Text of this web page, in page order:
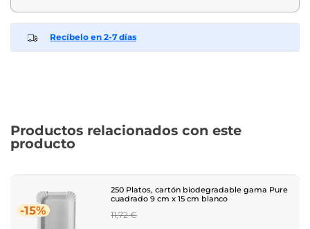
Recíbelo en 2-7 días
Productos relacionados con este
producto
-15%
250 Platos, cartón biodegradable gama Pure
cuadrado 9 cm x 15 cm blanco
Regular
11,72 €